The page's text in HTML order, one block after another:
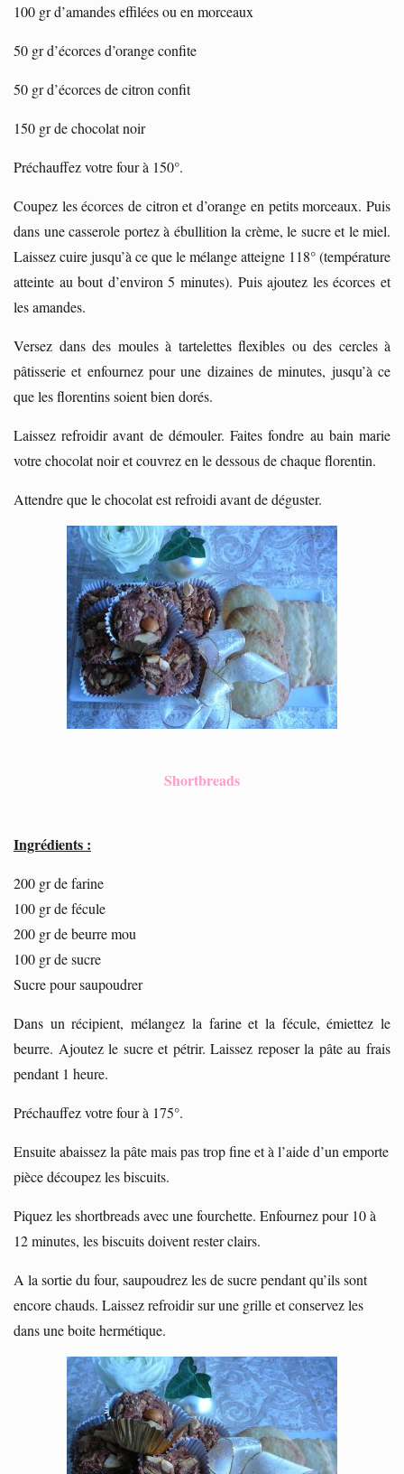
100 gr d’amandes effilées ou en morceaux
50 gr d’écorces d’orange confite
50 gr d’écorces de citron confit
150 gr de chocolat noir
Préchauffez votre four à 150°.
Coupez les écorces de citron et d’orange en petits morceaux. Puis
dans une casserole portez à ébullition la crème, le sucre et le miel.
Laissez cuire jusqu’à ce que le mélange atteigne 118° (température
atteinte au bout d’environ 5 minutes). Puis ajoutez les écorces et
les amandes.
Versez dans des moules à tartelettes flexibles ou des cercles à
pâtisserie et enfournez pour une dizaines de minutes, jusqu’à ce
que les florentins soient bien dorés.
Laissez refroidir avant de démouler. Faites fondre au bain marie
votre chocolat noir et couvrez en le dessous de chaque florentin.
Attendre que le chocolat est refroidi avant de déguster.
Shortbreads
Ingrédients :
200 gr de farine
100 gr de fécule
200 gr de beurre mou
100 gr de sucre
Sucre pour saupoudrer
Dans un récipient, mélangez la farine et la fécule, émiettez le
beurre. Ajoutez le sucre et pétrir. Laissez reposer la pâte au frais
pendant 1 heure.
Préchauffez votre four à 175°.
Ensuite abaissez la pâte mais pas trop fine et à l’aide d’un emporte
pièce découpez les biscuits.
Piquez les shortbreads avec une fourchette. Enfournez pour 10 à
12 minutes, les biscuits doivent rester clairs.
A la sortie du four, saupoudrez les de sucre pendant qu’ils sont
encore chauds. Laissez refroidir sur une grille et conservez les
dans une boite hermétique.